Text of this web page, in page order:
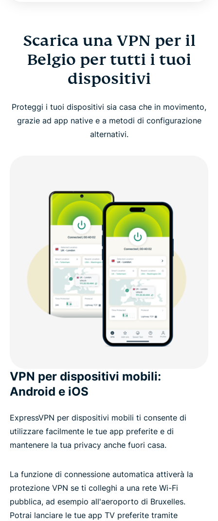
Scarica una VPN per il
Belgio per tutti i tuoi
dispositivi
Proteggi i tuoi dispositivi sia casa che in movimento,
grazie ad app native e a metodi di configurazione
alternativi.
VPN per dispositivi mobili:
Android e iOS
ExpressVPN per dispositivi mobili ti consente di
utilizzare facilmente le tue app preferite e di
mantenere la tua privacy anche fuori casa.
La funzione di connessione automatica attiverà la
protezione VPN se ti colleghi a una rete Wi-Fi
pubblica, ad esempio all'aeroporto di Bruxelles.
Potrai lanciare le tue app TV preferite tramite